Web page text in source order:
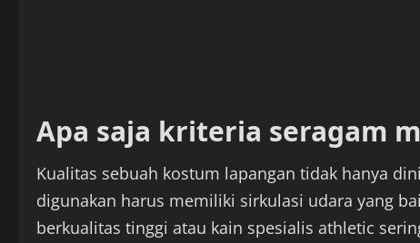
Apa saja kriteria seragam
Kualitas sebuah kostum lapangan tidak hanya
digunakan harus memiliki sirkulasi udara yang
berkualitas tinggi atau kain spesialis athletic